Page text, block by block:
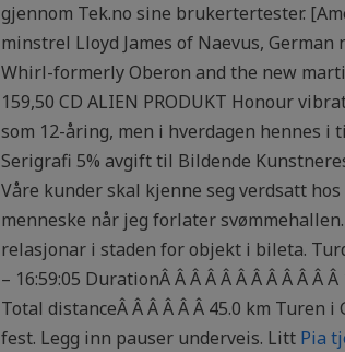
gjennom Tek.no sine brukertertester.
minstrel Lloyd James of Naevus,
Whirl-formerly Oberon and the new
159,50 CD ALIEN PRODUKT Honour
som 12-åring, men i hverdagen hennes
Serigrafi 5% avgift til Bildende
Våre kunder skal kjenne seg verdsatt
menneske når jeg forlater
relasjonar i staden for objekt i bileta.
– 16:59:05 DurationÂ Â Â Â Â Â Â Â Â Â
Total distanceÂ Â Â Â Â Â 45.0 km
fest. Legg inn pauser underveis. Litt Pia